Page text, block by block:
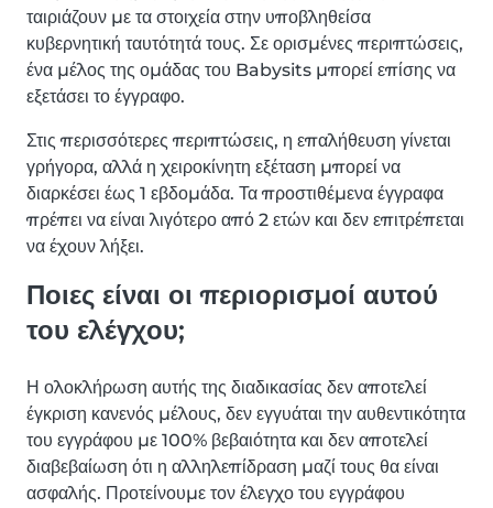
ταιριάζουν με τα στοιχεία στην υποβληθείσα
κυβερνητική ταυτότητά τους. Σε ορισμένες περιπτώσεις,
ένα μέλος της ομάδας του Babysits μπορεί επίσης να
εξετάσει το έγγραφο.
Στις περισσότερες περιπτώσεις, η επαλήθευση γίνεται
γρήγορα, αλλά η χειροκίνητη εξέταση μπορεί να
διαρκέσει έως 1 εβδομάδα. Τα προστιθέμενα έγγραφα
πρέπει να είναι λιγότερο από 2 ετών και δεν επιτρέπεται
να έχουν λήξει.
Ποιες είναι οι περιορισμοί αυτού
του ελέγχου;
Η ολοκλήρωση αυτής της διαδικασίας δεν αποτελεί
έγκριση κανενός μέλους, δεν εγγυάται την αυθεντικότητα
του εγγράφου με 100% βεβαιότητα και δεν αποτελεί
διαβεβαίωση ότι η αλληλεπίδραση μαζί τους θα είναι
ασφαλής. Προτείνουμε τον έλεγχο του εγγράφου